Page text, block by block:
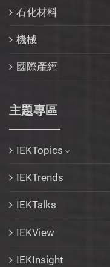
石化材料
機械
國際產經
主題專區
IEKTopics
IEKTrends
IEKTalks
IEKView
IEKInsight